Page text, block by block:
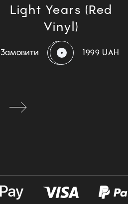
Light Years (Red
Vinyl)
Замовити 1999 UAH